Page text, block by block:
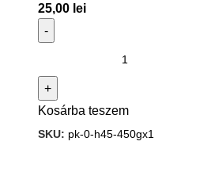
25,00 lei
Kosárba teszem
SKU: pk-0-h45-450gx1